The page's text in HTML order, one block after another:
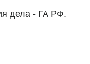
дела - ГА РФ.